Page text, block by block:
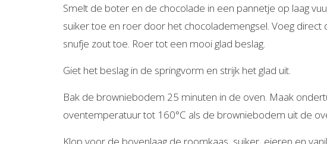
Smelt de boter en de chocolade in een pannetje op laag
suiker toe en roer door het chocolademengsel. Voeg
snufje zout toe. Roer tot een mooi glad beslag.
Giet het beslag in de springvorm en strijk het glad uit.
Bak de browniebodem 25 minuten in de oven. Maak
oventemperatuur tot 160°C als de browniebodem uit de
Klop voor de bovenlaag de roomkaas, suiker, eieren en